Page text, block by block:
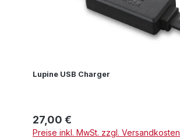
Lupine USB Charger
Regulärer Preis:
27,00 €
Preise inkl. MwSt. zzgl. Versandkosten